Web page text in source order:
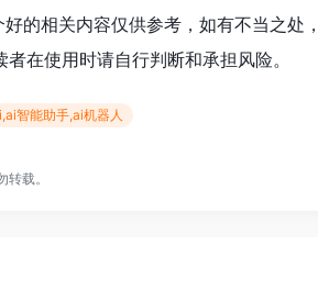
的相关内容仅供参考，如有不当之处
在使用时请自行判断和承担风险。
智能助手,ai机器人
载。